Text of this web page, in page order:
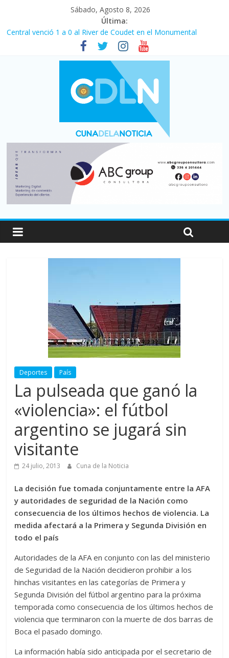
Sábado, Agosto 8, 2026
Última:
Central venció 1 a 0 al River de Coudet en el Monumental
La morosidad alcanzó su nivel más alto en dos décadas y ya
afecta a 400 mil deudores en Santa Fe
Desde que asumió Milei cerraron 41.000 kioscos: el sector
denuncia crisis como en 2001
Vacaciones de invierno con más movimiento y consumo
turístico: 4,6 millones de personas viajaron por el país, un 5,9%
Fuerte caída de la venta de autos usados en julio: bajó un 12,6%
Deportes País
La pulseada que ganó la
«violencia»: el fútbol
argentino se jugará sin
visitante
24 julio, 2013 Cuna de la Noticia
La decisión fue tomada conjuntamente entre la AFA
y autoridades de seguridad de la Nación como
consecuencia de los últimos hechos de violencia. La
medida afectará a la Primera y Segunda División en
todo el país
Autoridades de la AFA en conjunto con las del ministerio
de Seguridad de la Nación decidieron prohibir a los
hinchas visitantes en las categorías de Primera y
Segunda División del fútbol argentino para la próxima
temporada como consecuencia de los últimos hechos de
violencia que terminaron con la muerte de dos barras de
Boca el pasado domingo.
La información había sido anticipada por el secretario de